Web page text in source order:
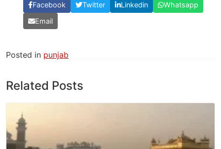
Facebook Twitter Linkedin
Whatsapp
Email
Posted in punjab
Related Posts